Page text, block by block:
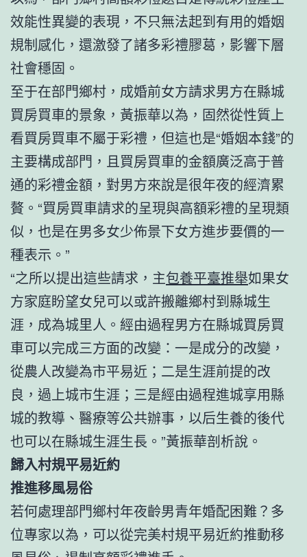
效能性異變的表現，不只無法起到有用的婚姻
規制感化，還激發了諸多彩禮膠葛，影響下層
社會穩固。
至于在部門鄉村，成婚前女方請求男方在縣城
買房買車的景象，黃振華以為，固然從性質上
看買房買車不屬于彩禮，但這也是“婚姻本錢”的
主要構成部門，且買房買車的金額廣泛高于普
通的彩禮金額，對男方來說是很年夜的經濟累
贅。“買房買車請求的呈現與高額彩禮的呈現類
似，也是在男多女少佈景下女方進步要價的一
種表示。”
“之所以提出這些請求，主包養平臺推舉如果女
方家庭盼望女兒可以或許搬離鄉村到縣城生
涯，成為城里人。經由過程男方在縣城買房買
車可以完成三方面的改變：一是成分的改變，
從農人改變為市平易近；二是生涯前提的改
良，過上城市生涯；三是經由過程進城享用縣
城的教導、醫療等公共辦事，以后生養的後代
也可以在縣城生涯生長。”黃振華剖析說。
歸入村規平易近約
推進移風易俗
若何處理部門鄉村年夜齡男青年婚配困難？多
位專家以為，可以從完美村規平易近約推動移